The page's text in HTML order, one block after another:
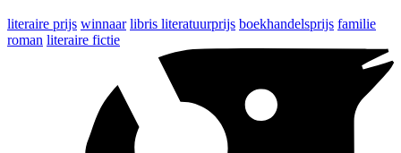
literaire prijs winnaar libris literatuurprijs boekhandelsprijs familie
roman literaire fictie